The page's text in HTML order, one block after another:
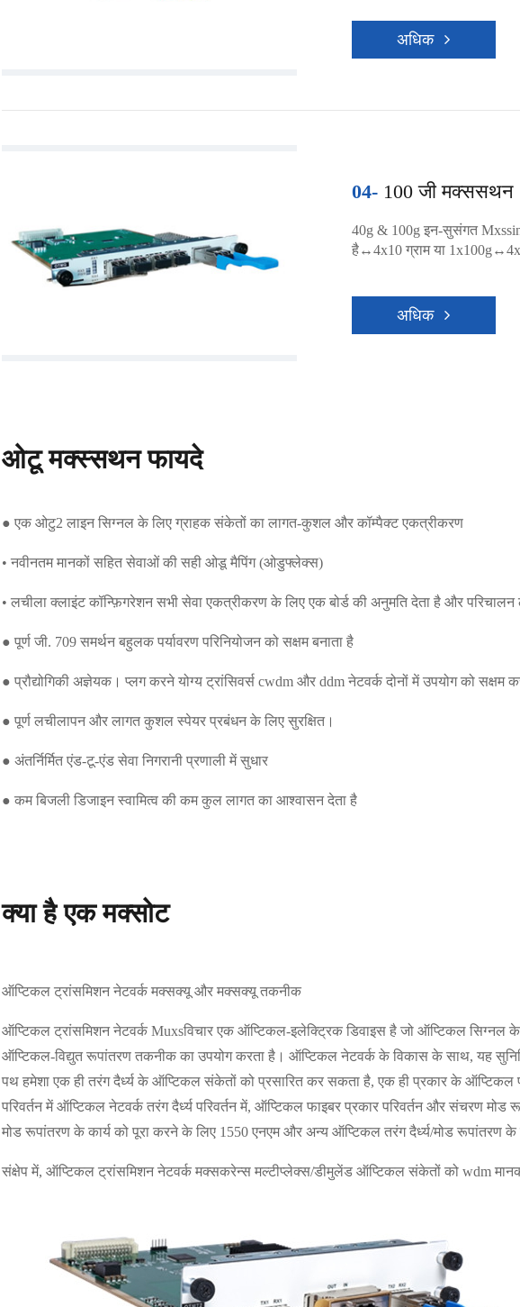
अधिक
04-100 जी मक्ससथन
40g & 100g इन-सुसंगत
है↔4x10 ग्राम या
अधिक
ओटू मक्स्सथन फायदे
● एक ओटु2 लाइन सिग्नल के लिए ग्राहक संकेतों का लागत-कुशल और कॉम्पैक्ट एकत्रीकरण
• नवीनतम मानकों सहित सेवाओं की सही ओडू मैपिंग (ओडुफ्लेक्स)
• लचीला क्लाइंट कॉन्फ़िगरेशन सभी सेवा एकत्रीकरण के लिए एक बोर्ड की अनुमति देता है और
● पूर्ण जी. 709 समर्थन बहुलक पर्यावरण परिनियोजन को सक्षम बनाता है
● प्रौद्योगिकी अज्ञेयक। प्लग करने योग्य ट्रांसिवर्स cwdm और ddm नेटवर्क दोनों में उपयोग को सक्षम
● पूर्ण लचीलापन और लागत कुशल स्पेयर प्रबंधन के लिए सुरक्षित।
● अंतर्निर्मित एंड-टू-एंड सेवा निगरानी प्रणाली में सुधार
● कम बिजली डिजाइन स्वामित्व की कम कुल लागत का आश्वासन देता है
क्या है एक मक्सोट
ऑप्टिकल ट्रांसमिशन नेटवर्क मक्सक्यू और मक्सक्यू तकनीक
ऑप्टिकल ट्रांसमिशन नेटवर्क Muxsविचार एक ऑप्टिकल-इलेक्ट्रिक डिवाइस है जो ऑप्टिकल
ऑप्टिकल-विद्युत रूपांतरण तकनीक का उपयोग करता है। ऑप्टिकल नेटवर्क के विकास के साथ, यह
पथ हमेशा एक ही तरंग दैर्ध्य के ऑप्टिकल संकेतों को प्रसारित कर सकता है, एक ही प्रकार के ऑप्टिकल
परिवर्तन में ऑप्टिकल नेटवर्क तरंग दैर्ध्य परिवर्तन में, ऑप्टिकल फाइबर प्रकार परिवर्तन और संचरण
मोड रूपांतरण के कार्य को पूरा करने के लिए 1550 एनएम और अन्य ऑप्टिकल तरंग दैर्ध्य/मोड रूपांतरण के
संक्षेप में, ऑप्टिकल ट्रांसमिशन नेटवर्क मक्सकरेन्स मल्टीप्लेक्स/डीमुलेंड ऑप्टिकल संकेतों को wdm